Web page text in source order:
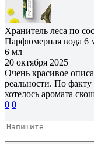
Хранитель леса по
Парфюмерная вода 6
6 мл
20 октября 2025
Очень красивое
реальности. По факту
хотелось аромата
0 0